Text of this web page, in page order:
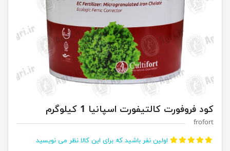
کود فروفورت کالتیفورت اسپانیا 1 کیلوگرم
frofort
اولین نفر باشید که برای این کالا نظر می نویسید